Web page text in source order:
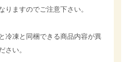
りますのでご注意下さい。
冷凍と同梱できる商品内容が異
さい。